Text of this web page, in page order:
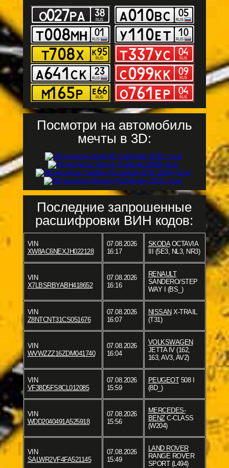
Посмотри на автомобиль
мечты в 3D:
Последние запрошенные
расшифровки ВИН кодов:
VIN
XW8AC6NEXJH022128
07.08.2026
16:17
SKODAOCTAVIA
III (5E3, NL3, NR3)
VIN
X7LBSRBYABH418652
07.08.2026
16:16
RENAULT
SANDERO/STEP
WAY I (BS_)
VIN
Z8NTCNT31CS051676
07.08.2026
16:07
NISSAN X-TRAIL
(T31)
VIN
WVWZZZ16ZDM041740
07.08.2026
16:04
VOLKSWAGEN
JETTA IV (162,
163, AV3, AV2)
VIN
VF38D5FS8CL012085
07.08.2026
15:59
PEUGEOT508 I
(8D_)
VIN
WDD2040491A525918
07.08.2026
15:56
MERCEDES-
BENZC-CLASS
(W204)
VIN
SALWR2VF4FA521145
07.08.2026
15:49
LAND ROVER
RANGE ROVER
SPORT (L494)